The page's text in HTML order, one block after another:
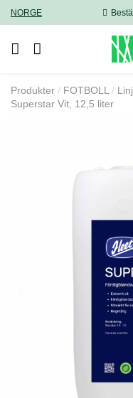
NORGE
Produkter FOTBOLL
Superstar Vit, 12,5 liter